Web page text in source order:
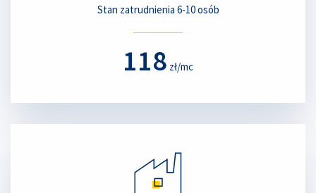
Stan zatrudnienia 6-10 osób
118 zł/mc